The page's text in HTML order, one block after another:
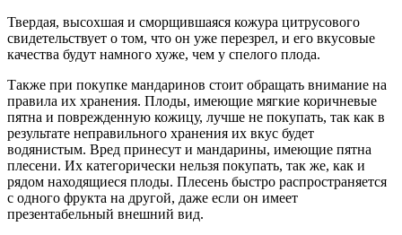
Твердая, высохшая и сморщившаяся кожура цитрусового
свидетельствует о том, что он уже перезрел, и его вкусовые
качества будут намного хуже, чем у спелого плода.
Также при покупке мандаринов стоит обращать внимание на
правила их хранения. Плоды, имеющие мягкие коричневые
пятна и поврежденную кожицу, лучше не покупать, так как в
результате неправильного хранения их вкус будет
водянистым. Вред принесут и мандарины, имеющие пятна
плесени. Их категорически нельзя покупать, так же, как и
рядом находящиеся плоды. Плесень быстро распространяется
с одного фрукта на другой, даже если он имеет
презентабельный внешний вид.